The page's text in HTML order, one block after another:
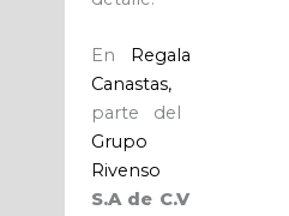
En
Regala
Canastas,
parte del
Grupo
Rivenso
S.A de C.V